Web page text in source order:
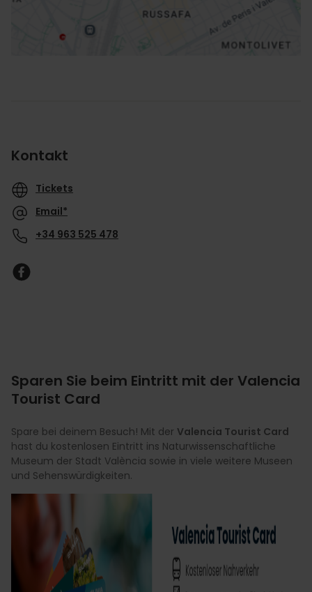
Kontakt
Tickets
Email*
+34 963 525 478
Sparen Sie beim Eintritt mit der Valencia
Tourist Card
Spare bei deinem Besuch! Mit der Valencia Tourist Card
hast du kostenlosen Eintritt ins Naturwissenschaftliche
Museum der Stadt València sowie in viele weitere Museen
und Sehenswürdigkeiten.